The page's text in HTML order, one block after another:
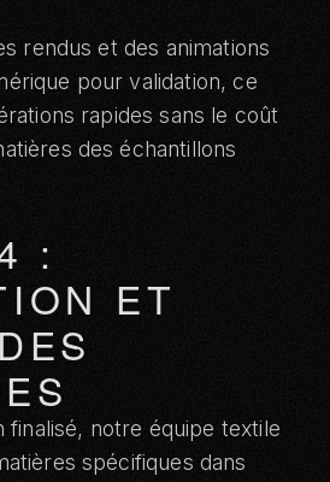
rendus et des animations
pour validation, ce
rapides sans le coût
des échantillons
:
ET
finalisé, notre équipe textile
spécifiques dans